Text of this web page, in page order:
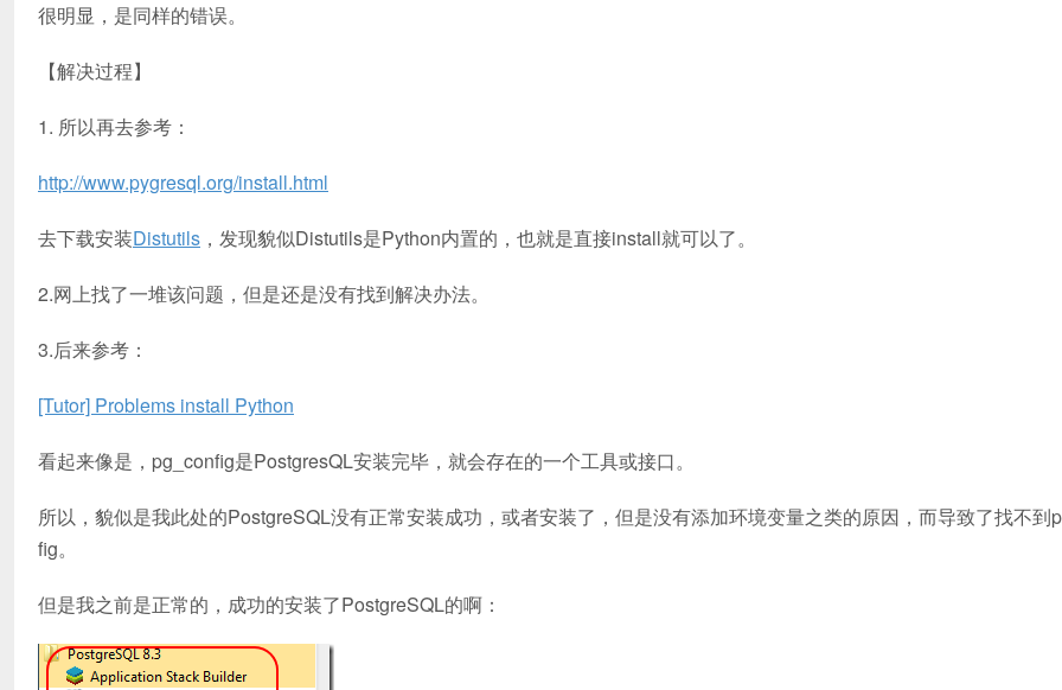
很明显，是同样的错误。
【解决过程】
1. 所以再去参考：
http://www.pygresql.org/install.html
去下载安装Distutils ，发现貌似Distutils是Python内置的，也就是直接install就可以了。
2.网上找了一堆该问题，但是还是没有找到解决办法。
3.后来参考：
[Tutor] Problems install Python
看起来像是，pg_config是PostgresQL安装完毕，就会存在的一个工具或接口。
所以，貌似是我此处的PostgreSQL没有正常安装成功，或者安装了，但是没有添加环境变量之类的原因，而导致了找不到
fig。
但是我之前是正常的，成功的安装了PostgreSQL的啊：